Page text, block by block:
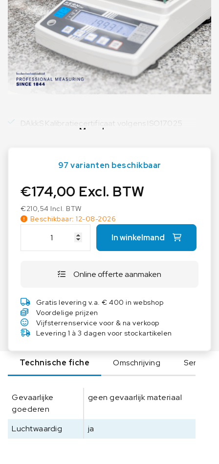
DAkkS Kalibratiecertificaat volgens ISO17025
Meer lezen
97 varianten beschikbaar
€174,00 Excl. BTW
€210,54 Incl. BTW
Beschikbaar: 12-08-2026
R
k
k
S
K
l
b
a
t
i
e
In winkelmand
Online offerte aanmaken
Gratis levering v.a. € 400 in webshop
Voordelige prijzen
Vijfsterrenservice voor & na verkoop
Levering 1 à 3 dagen voor stockartikelen
Technische fiche Omschrijving Serie
Gevaarlijke
goederen
geen gevaarlijk materiaal
Luchtwaardig ja